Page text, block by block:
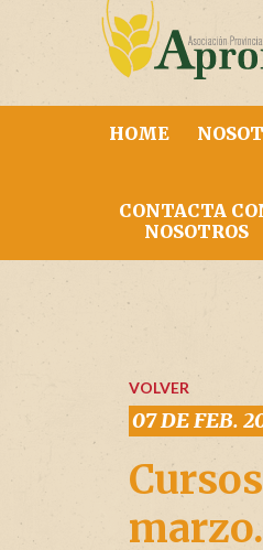
HOME
CONTACTA
NOSOTROS
VOLVER
07 DE FEB.
marzo.